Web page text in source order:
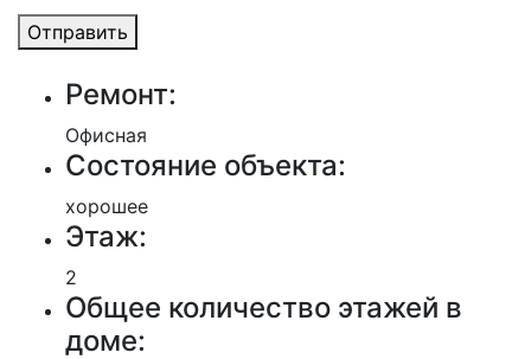
Отправить
Ремонт:
Офисная
Состояние объекта:
хорошее
Этаж:
2
Общее количество этажей в
доме: